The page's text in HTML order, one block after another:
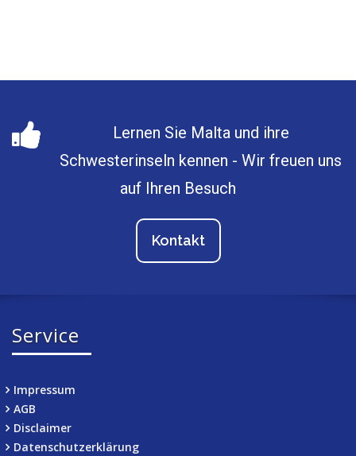
Lernen Sie Malta und ihre
Schwesterinseln kennen - Wir freuen uns
auf Ihren Besuch
Kontakt
Service
Impressum
AGB
Disclaimer
Datenschutzerklärung